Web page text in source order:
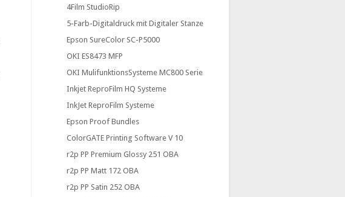
4Film StudioRip
5-Farb-Digitaldruck mit Digitaler Stanze
Epson SureColor SC-P5000
OKI ES8473 MFP
OKI MulifunktionsSysteme MC800 Serie
Inkjet ReproFilm HQ Systeme
InkJet ReproFilm Systeme
Epson Proof Bundles
ColorGATE Printing Software V 10
r2p PP Premium Glossy 251 OBA
r2p PP Matt 172 OBA
r2p PP Satin 252 OBA